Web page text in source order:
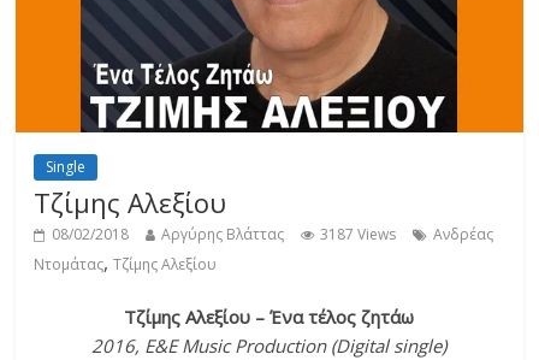
Single
Τζίμης Αλεξίου
08/02/2018 Αργύρης Βλάττας 3187 Views
Ανδρέας
Ντομάτας,Τζίμης Αλεξίου
Τζίμης Αλεξίου – Ένα τέλος ζητάω
2016, E&E Music Production (Digital single)